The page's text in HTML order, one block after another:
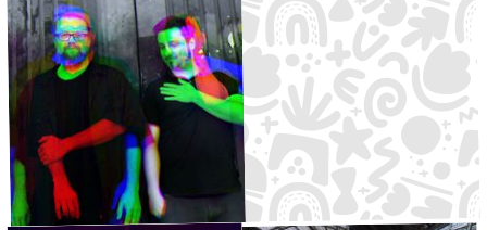
Skratchwork
15:00 Kleine Bühne ·Indierock
Wrong Snakes
16:00 Waldbühne·Southern Folk